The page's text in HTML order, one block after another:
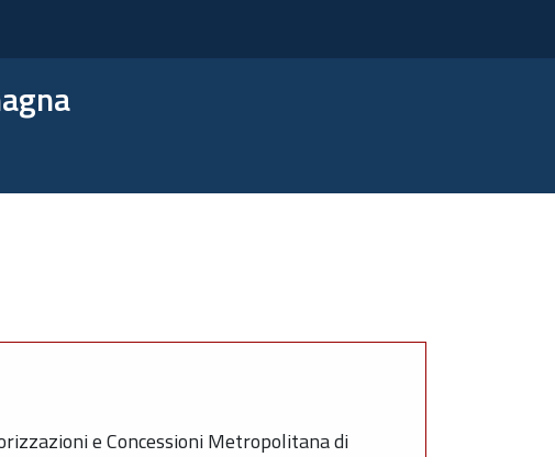
e Concessioni Metropolitana di